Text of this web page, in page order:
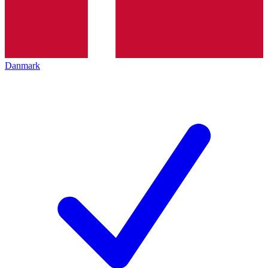
Danmark